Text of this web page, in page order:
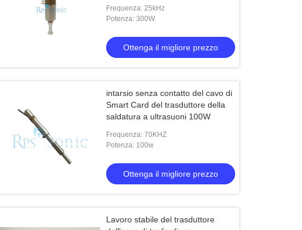
Frequenza: 25kHz
Potenza: 300W
Ottenga il migliore prezzo
intarsio senza contatto del cavo di
Smart Card del trasduttore della
saldatura a ultrasuoni 100W
Frequenza: 70KHZ
Potenza: 100w
Ottenga il migliore prezzo
Lavoro stabile del trasduttore